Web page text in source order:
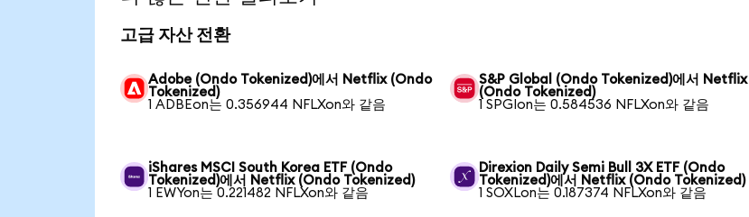
고급 자산 전환
Adobe (Ondo Tokenized)에서 Netflix (Ondo
Tokenized)
1 ADBEon는 0.356944 NFLXon와 같음
S&P Global (Ondo Tokenized)에서 Netflix
(Ondo Tokenized)
1 SPGIon는 0.584536 NFLXon와 같음
iShares MSCI South Korea ETF (Ondo
Tokenized)에서 Netflix (Ondo Tokenized)
1 EWYon는 0.221482 NFLXon와 같음
Direxion Daily Semi Bull 3X ETF (Ondo
Tokenized)에서 Netflix (Ondo Tokenized)
1 SOXLon는 0.187374 NFLXon와 같음